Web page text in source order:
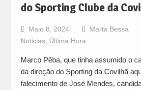
do Sporting Clube da
Maio 8, 2024 Marta Bessa
Noticias, Última Hora
Marco Pêba, que tinha assumido o
da direção do Sporting da Covilhã
falecimento de José Mendes,